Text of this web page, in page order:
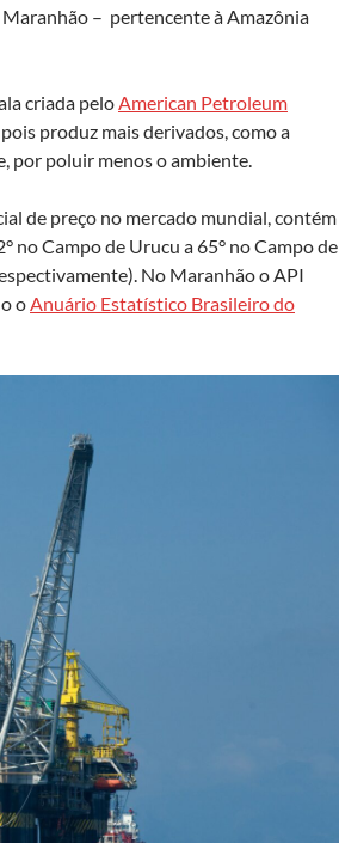
– pertencente à Amazônia
criada pelo American Petroleum
produz mais derivados, como a
por poluir menos o ambiente.
de preço no mercado mundial, contém
no Campo de Urucu a 65° no Campo de
No Maranhão o API
o Anuário Estatístico Brasileiro do